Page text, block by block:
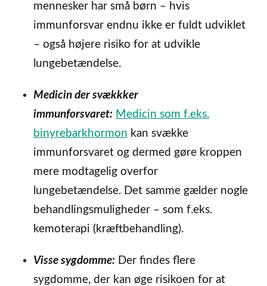
mennesker har små børn – hvis
immunforsvar endnu ikke er fuldt udviklet
– også højere risiko for at udvikle
lungebetændelse.
Medicin der svækkker
immunforsvaret: Medicin som f.eks.
binyrebarkhormon kan svække
immunforsvaret og dermed gøre kroppen
mere modtagelig overfor
lungebetændelse. Det samme gælder nogle
behandlingsmuligheder – som f.eks.
kemoterapi (kræftbehandling).
Visse sygdomme: Der findes flere
sygdomme, der kan øge risikoen for at